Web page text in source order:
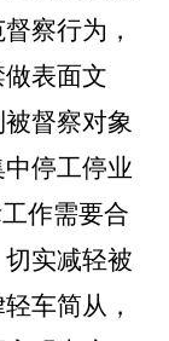
察行为，
表面文
督察对象
停工停业
作需要合
实减轻被
车简从，